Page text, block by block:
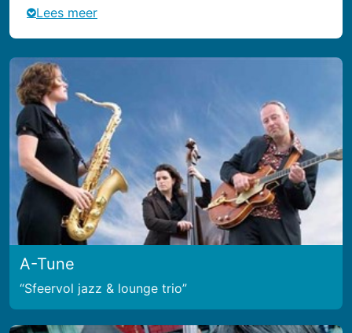
Lees meer
A-Tune
Sfeervol jazz & lounge trio